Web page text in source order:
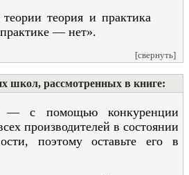
теория и практика
— нет».
[свернуть]
школ, рассмотренных в книге:
— с помощью конкуренции
производителей в состоянии
поэтому оставьте его в